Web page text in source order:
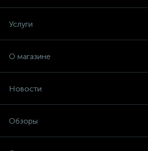
Услуги
О магазине
Новости
Обзоры